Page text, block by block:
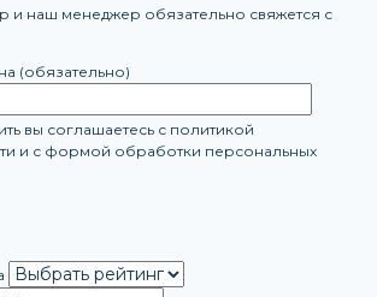
и наш менеджер обязательно свяжется с
(обязательно)
вы соглашаетесь с политикой
и с формой обработки персональных